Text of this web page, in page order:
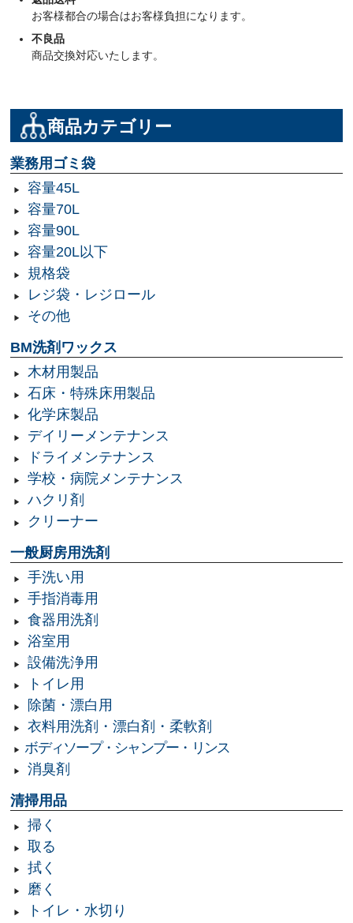
お客様都合の場合はお客様負担になります。
不良品
商品交換対応いたします。
商品カテゴリー
業務用ゴミ袋
容量45L
容量70L
容量90L
容量20L以下
規格袋
レジ袋・レジロール
その他
BM洗剤ワックス
木材用製品
石床・特殊床用製品
化学床製品
デイリーメンテナンス
ドライメンテナンス
学校・病院メンテナンス
ハクリ剤
クリーナー
一般厨房用洗剤
手洗い用
手指消毒用
食器用洗剤
浴室用
設備洗浄用
トイレ用
除菌・漂白用
衣料用洗剤・漂白剤・柔軟剤
ボディソープ・シャンプー・リンス
消臭剤
清掃用品
掃く
取る
拭く
磨く
トイレ・水切り